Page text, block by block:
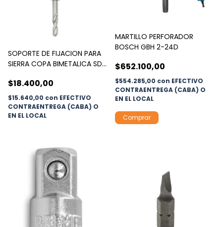
SOPORTE DE FIJACION PARA
SIERRA COPA BIMETALICA SDS
$18.400,00
$15.640,00 con EFECTIVO
CONTRAENTREGA (CABA) O
EN EL LOCAL
MARTILLO PERFORADOR
BOSCH GBH 2-24D
$652.100,00
$554.285,00 con EFECTIVO
CONTRAENTREGA (CABA) O
EN EL LOCAL